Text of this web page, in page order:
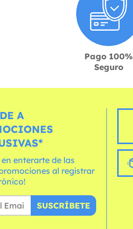
Pago 100%
Seguro
A
en enterarte de las
al registrar
SUSCRÍBETE